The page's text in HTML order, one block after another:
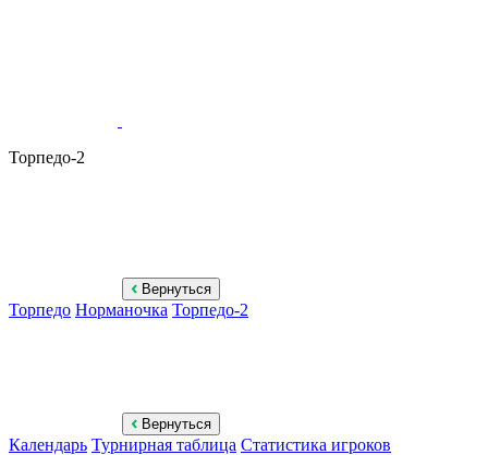
Торпедо-2
Вернуться
Торпедо Норманочка Торпедо-2
Вернуться
Календарь Турнирная таблица Статистика игроков